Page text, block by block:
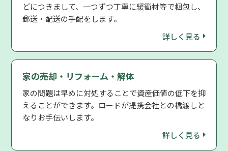
どにつきまして、一つずつ丁寧に緩衝材等で梱包し、
郵送・配送の手配をします。
詳しく見る
家の売却・リフォーム・解体
家の問題は早めに対処することで資産価値の低下を抑
えることができます。ロードが提携会社との橋渡しと
なりお手伝いします。
詳しく見る